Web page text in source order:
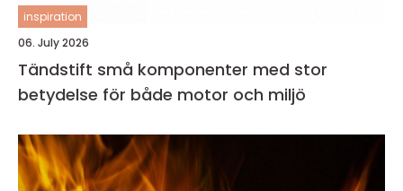
inspiration
06. July 2026
Tändstift små komponenter med stor
betydelse för både motor och miljö